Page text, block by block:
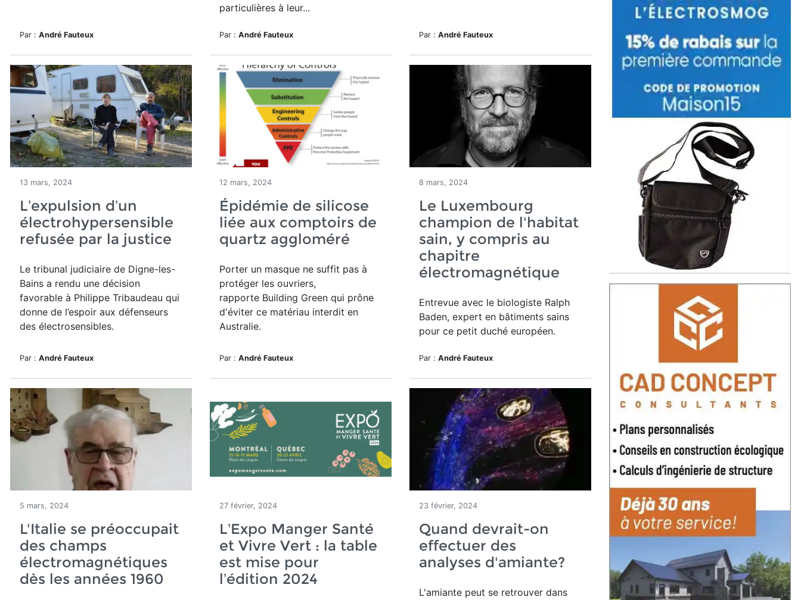
Par : André Fauteux
particulières à leur...
Par : André Fauteux Par : André Fauteux
13 mars, 2024
L’expulsion d’un
électrohypersensible
refusée par la justice
Le tribunal judiciaire de Digne-les-
Bains a rendu une décision
favorable à Philippe Tribaudeau qui
donne de l’espoir aux défenseurs
des électrosensibles.
Par : André Fauteux
12 mars, 2024
Épidémie de silicose
liée aux comptoirs de
quartz aggloméré
Porter un masque ne suffit pas à
protéger les ouvriers,
rapporte Building Green qui prône
d'éviter ce matériau interdit en
Australie.
Par : André Fauteux
8 mars, 2024
Le Luxembourg
champion de l'habitat
sain, y compris au
chapitre
électromagnétique
Entrevue avec le biologiste Ralph
Baden, expert en bâtiments sains
pour ce petit duché européen.
Par : André Fauteux
5 mars, 2024
L'Italie se préoccupait
des champs
électromagnétiques
dès les années 1960
27 février, 2024
L’Expo Manger Santé
et Vivre Vert : la table
est mise pour
l’édition 2024
23 février, 2024
Quand devrait-on
effectuer des
analyses d'amiante?
L'amiante peut se retrouver dans